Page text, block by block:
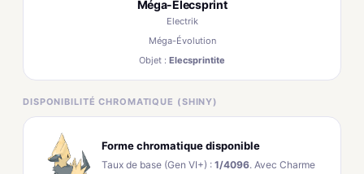
Méga-Elecsprint
Electrik
Méga-Évolution
Objet : Elecsprintite
DISPONIBILITÉ CHROMATIQUE (SHINY)
Forme chromatique disponible
Taux de base (Gen VI+) : 1/4096. Avec Charme